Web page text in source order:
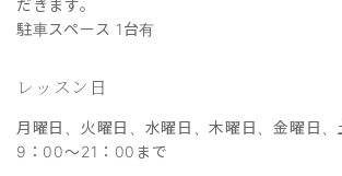
だきます。
駐車スペース 1台有
レッスン日
月曜日、火曜日、水曜日、木曜日、金曜日
9：00～21：00まで